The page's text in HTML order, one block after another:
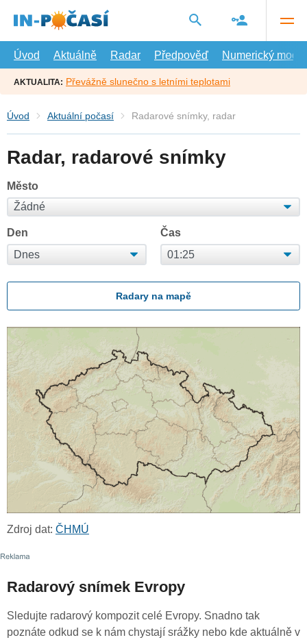
hlavní
Úvod
Aktuálně Radar Předpověď Numerický model
AKTUALITA: Převážně slunečno s letními teplotami
Úvod Aktuální počasí Radarové snímky, radar
Radar, radarové snímky
Město
Den Čas
Radary na mapě
Zdroj dat: ČHMÚ
Radarový snímek Evropy
Sledujte radarový kompozit celé Evropy. Snadno tak
poznáte odkud se k nám chystají srážky nebo kde aktuálně v